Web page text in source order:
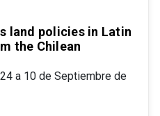
land policies in Latin
the Chilean
a 10 de Septiembre de